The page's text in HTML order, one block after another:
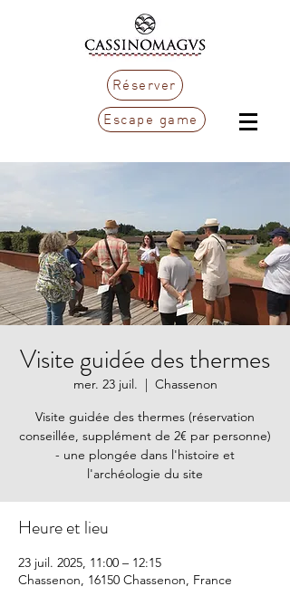
Réserver
Escape game
Visite guidée des thermes
mer. 23 juil.
  |
Chassenon
Visite guidée des thermes (réservation
conseillée, supplément de 2€ par personne)
- une plongée dans l'histoire et
l'archéologie du site
Heure et lieu
23 juil. 2025, 11:00 – 12:15
Chassenon, 16150 Chassenon, France